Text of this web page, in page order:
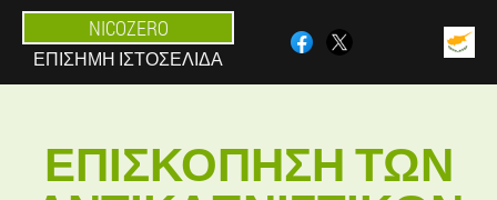
NICOZERO
ΕΠΊΣΗΜΗ ΙΣΤΟΣΕΛΊΔΑ
ΕΠΙΣΚΌΠΗΣΗ ΤΩΝ